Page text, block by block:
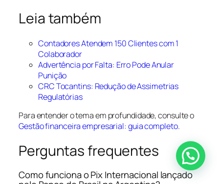
Leia também
Contadores Atendem 150 Clientes com 1
Colaborador
Advertência por Falta: Erro Pode Anular
Punição
CRC Tocantins: Redução de Assimetrias
Regulatórias
Para entender o tema em profundidade, consulte o
Gestão financeira empresarial: guia completo.
Perguntas frequentes
Como funciona o Pix Internacional lançado